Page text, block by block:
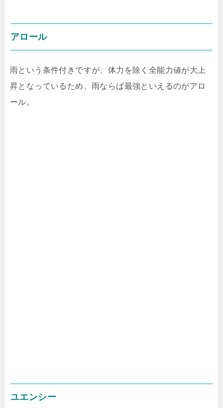
アロール
雨という条件付きですが、体力を除く全能力値が大上
昇となっているため、雨ならば最強といえるのがアロ
ール。
ユエンシー